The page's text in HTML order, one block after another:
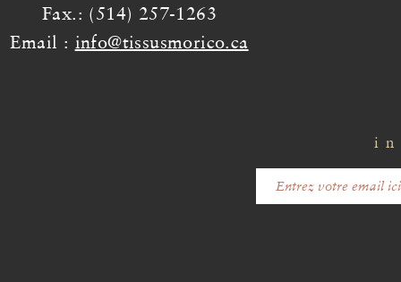
Fax.: (514) 257-1263
Email : info@tissusmorico.ca